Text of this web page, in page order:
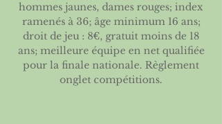
hommes jaunes, dames rouges; index
ramenés à 36; âge minimum 16 ans;
droit de jeu : 8€, gratuit moins de 18
ans; meilleure équipe en net qualifiée
pour la finale nationale. Règlement
onglet compétitions.